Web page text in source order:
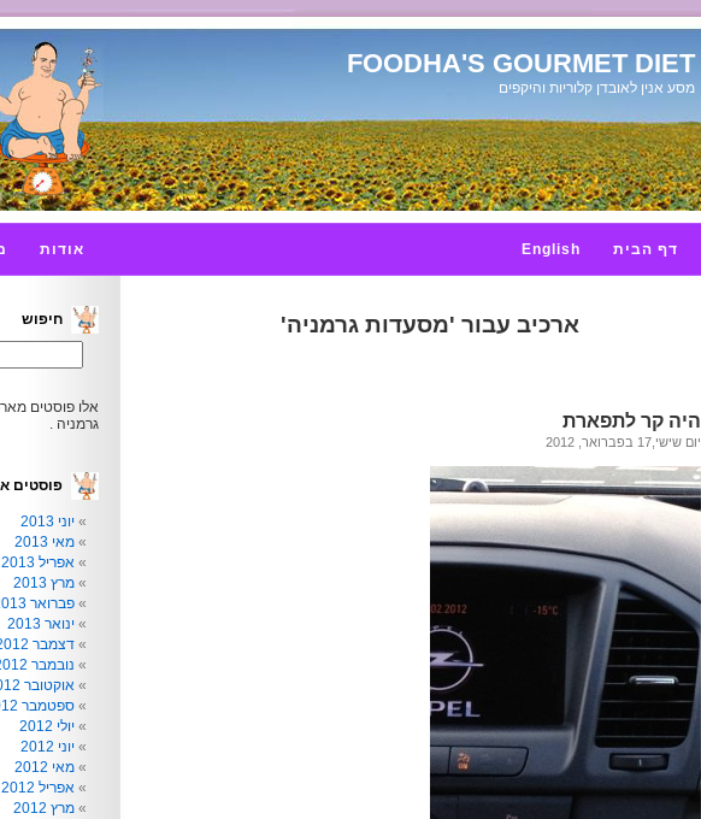
FOODHA'S GOURMET DIET
מסע אנין לאובדן קלוריות והיקפים
דף הבית English אודות
ארכיב עבור 'מסעדות גרמניה'
היה קר לתפארת
יום שישי,17 בפברואר, 2012
חיפוש
אלו פוסטים
גרמניה .
פוסטים
יוני 2013
מאי 2013
אפריל 2013
מרץ 2013
פברואר 2013
ינואר 2013
דצמבר 2012
נובמבר 2012
אוקטובר 2012
ספטמבר 2012
יולי 2012
יוני 2012
מאי 2012
אפריל 2012
מרץ 2012